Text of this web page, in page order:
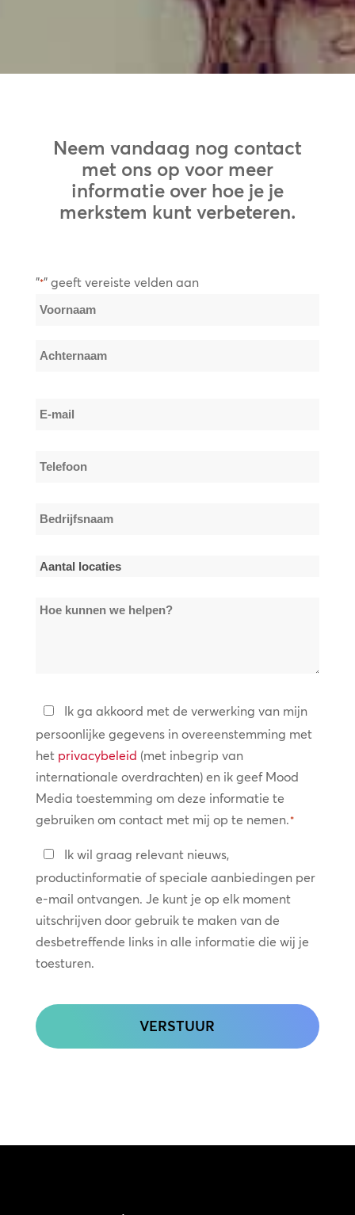
Neem vandaag nog contact
met ons op voor meer
informatie over hoe je je
merkstem kunt verbeteren.
"*" geeft vereiste velden aan
Naam
E-
Telefoon
Bedrijfsnaam
Aantal
*Hoe
Privacybeleid
*
Ik ga akkoord met de verwerking van mijn
persoonlijke gegevens in overeenstemming met
het privacybeleid (met inbegrip van
internationale overdrachten) en ik geef Mood
Media toestemming om deze informatie te
gebruiken om contact met mij op te nemen.*
Blijf
in
contact
Ik wil graag relevant nieuws,
productinformatie of speciale aanbiedingen per
e-mail ontvangen. Je kunt je op elk moment
uitschrijven door gebruik te maken van de
desbetreffende links in alle informatie die wij je
toesturen.